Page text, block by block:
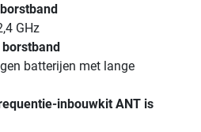
GHz
batterijen met lange
inbouwkit ANT is